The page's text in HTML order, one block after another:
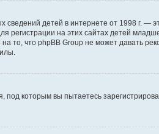
сведений детей в интернете от 1998
регистрации на этих сайтах детей
то, что phpBB Group не может давать
которым вы пытаетесь